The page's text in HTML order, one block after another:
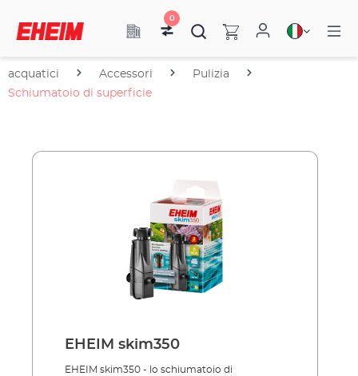
0
acquatici Accessori
Pulizia
Schiumatoio di superficie
EHEIM skim350
EHEIM skim350 - lo schiumatoio di